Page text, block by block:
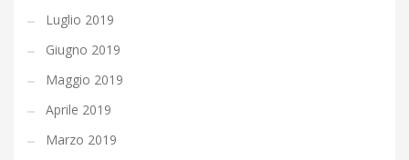
Luglio 2019
Giugno 2019
Maggio 2019
Aprile 2019
Marzo 2019